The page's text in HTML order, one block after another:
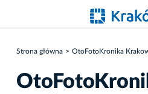
Strona główna OtoFotoKronika